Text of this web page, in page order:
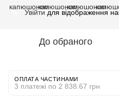
Увійти для відображення
До обраного
ОПЛАТА ЧАСТИНАМИ
3 платежі по 2 838.67 грн